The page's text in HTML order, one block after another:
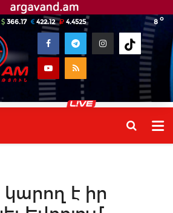
8 o
366.17 422.12 4.4525
է իր